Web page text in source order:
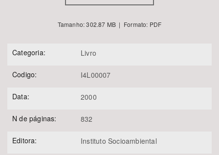
Tamanho: 302.87 MB | Formato: PDF
Categoria: Livro
Codigo: I4L00007
Data: 2000
N de páginas: 832
Editora: Instituto Socioambiental